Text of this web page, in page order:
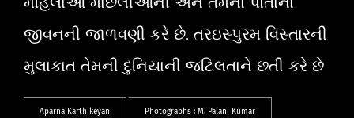
જીવનની જાળવણી કરે છે. તરઇસ્પુરમ વિસ્તારની
મુલાકાત તેમની દુનિયાની જટિલતાને છતી કરે છે
Aparna Karthikeyan Photographs : M. Palani Kumar